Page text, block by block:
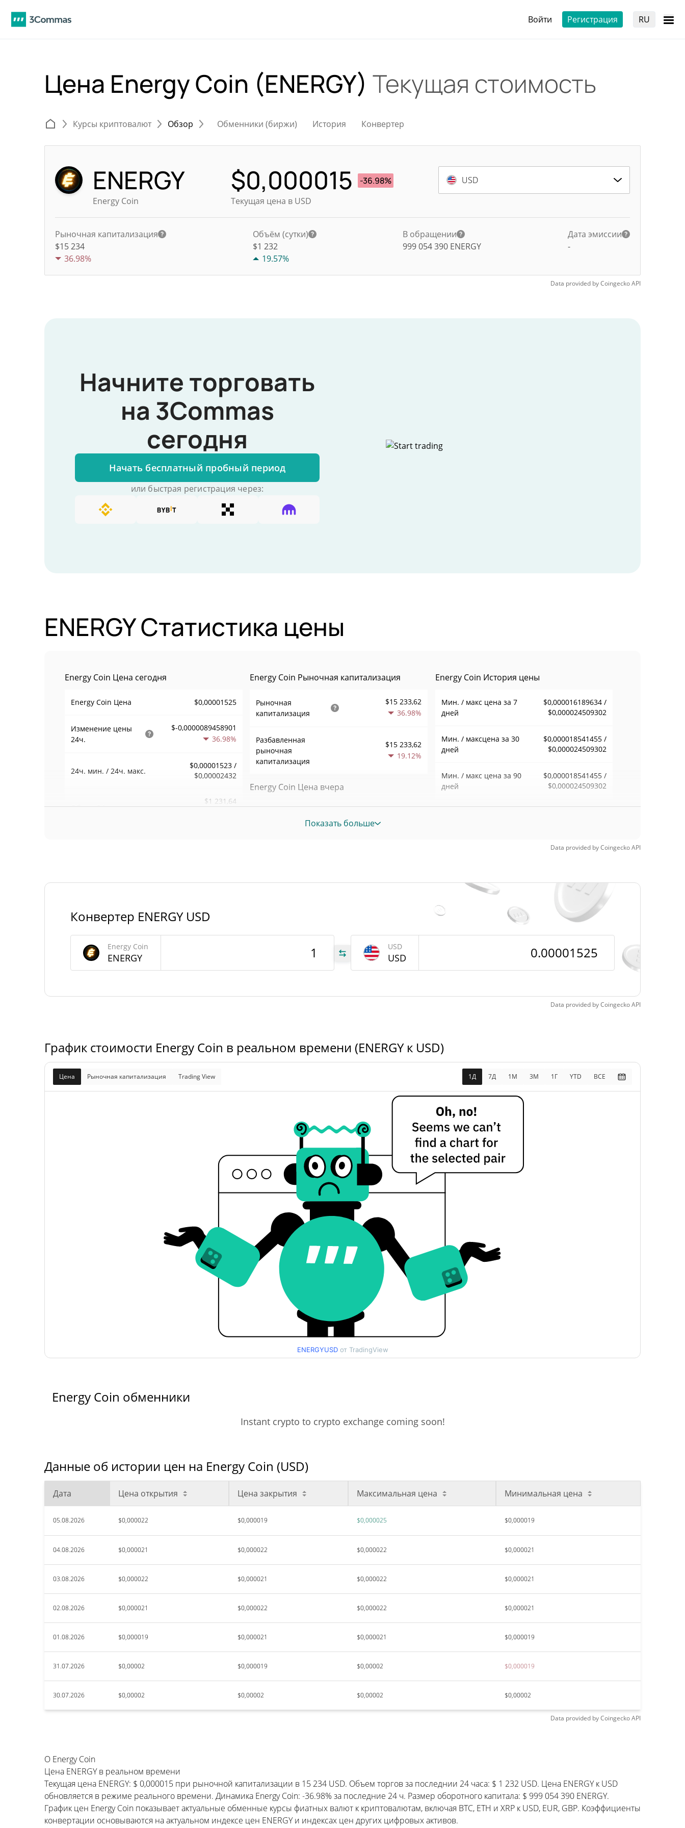
Войти Регистрация RU
Цена Energy Coin (ENERGY) Текущая стоимость
Курсы криптовалют Обзор Обменники (биржи) История Конвертер
ENERGY
Energy Coin
$0,000015
-36.98%
Текущая цена в USD
USD
Рыночная капитализация
$15 234
36.98%
Объём (сутки)
$1 232
19.57%
В обращении
999 054 390 ENERGY
Дата эмиссии
-
Data provided byCoingeckoAPI
Начните торговать
на 3Commas
сегодня
Начать бесплатный пробный период
или быстрая регистрация через:
ENERGY Статистика цены
Energy Coin Цена сегодня
Energy Coin Цена $0,00001525
Изменение цены
24ч.
$-0,0000089458901
36.98%
24ч. мин. / 24ч. макс.
$0,00001523 /
$0,00002432
Объем24ч.
$1 231,64
Energy Coin Предложение
В обращении
ENERGY
Energy Coin Рыночная капитализация
Рыночная
капитализация
$15 233,62
36.98%
Разбавленная
рыночная
капитализация
$15 233,62
19.12%
Energy Coin Цена вчера
$0,000019164856
Вчерашнее изменение
Energy Coin История цены
Мин. / макс цена за 7
дней
$0,000016189634 /
$0,000024509302
Мин. / максцена за 30
дней
$0,000018541455 /
$0,000024509302
Мин. / макс цена за 90
дней
$0,000018541455 /
$0,000024509302
$0,00016884
Исторический мин.
назад)
$0,00000905
68.46%
Показать больше
Data provided byCoingeckoAPI
Конвертер ENERGY USD
Energy Coin
ENERGY
USD
USD
Data provided byCoingeckoAPI
График стоимости Energy Coin в реальном времени (ENERGY к USD)
Цена Рыночная капитализация Trading View 1Д 7Д 1М 3M 1Г YTD ВСЕ
ENERGYUSD от TradingView
Energy Coin обменники
Instant crypto to crypto exchange coming soon!
Данные об истории цен на Energy Coin (USD)
Дата Цена открытия Цена закрытия Максимальная цена Минимальная цена
05.08.2026 $0,000022 $0,000019 $0,000025 $0,000019
04.08.2026 $0,000021 $0,000022 $0,000022 $0,000021
03.08.2026 $0,000022 $0,000021 $0,000022 $0,000021
02.08.2026 $0,000021 $0,000022 $0,000022 $0,000021
01.08.2026 $0,000019 $0,000021 $0,000021 $0,000019
31.07.2026 $0,00002 $0,000019 $0,00002 $0,000019
30.07.2026 $0,00002 $0,00002 $0,00002 $0,00002
Data provided byCoingeckoAPI
О Energy Coin
Цена ENERGY в реальном времени
Текущая цена ENERGY: $ 0,000015 при рыночной капитализации в 15 234 USD. Объем торгов за последнии 24 часа: $ 1 232 USD. Цена ENERGY к USD
обновляется в режиме реального времени. Динамика Energy Coin: -36.98% за последние 24 ч. Размер оборотного капитала: $ 999 054 390 ENERGY.
График цен Energy Coin показывает актуальные обменные курсы фиатных валют к криптовалютам, включая BTC, ETH и XRP к USD, EUR, GBP. Коэффициенты
конвертации основываются на актуальном индексе цен ENERGY и индексах цен других цифровых активов.